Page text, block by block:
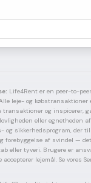
Life4Rent er en peer-to-
leje- og købstransaktioner
transaktioner og inspicerer,
eller egnetheden
og sikkerhedsprogram, der
af svindel —
eller tyveri. Brugere er
lejemål. Se vores